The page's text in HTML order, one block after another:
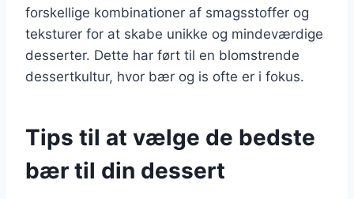
forskellige kombinationer af smagsstoffer og
teksturer for at skabe unikke og mindeværdige
desserter. Dette har ført til en blomstrende
dessertkultur, hvor bær og is ofte er i fokus.
Tips til at vælge de bedste
bær til din dessert